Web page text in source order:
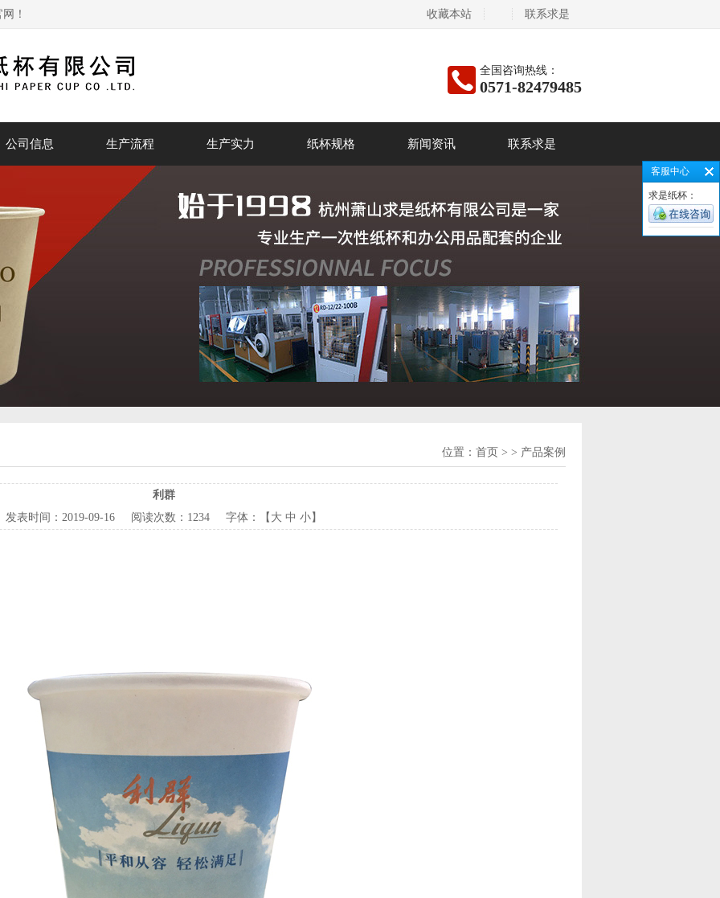
！ 收藏本站 联系求是
全国咨询热线：
0571-82479485
公司信息 生产流程 生产实力 纸杯规格 新闻资讯 联系求是
位置： 首页 > > 产品案例
利群
发表时间： 2019-09-16 阅读次数： 1234 字体：【 大 中 小】
客服中心
求是纸杯：